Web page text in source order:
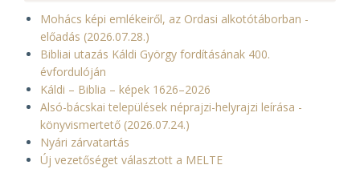
Mohács képi emlékeiről, az Ordasi alkotótáborban -
előadás (2026.07.28.)
Bibliai utazás Káldi György fordításának 400.
évfordulóján
Káldi – Biblia – képek 1626–2026
Alsó-bácskai települések néprajzi-helyrajzi leírása -
könyvismertető (2026.07.24.)
Nyári zárvatartás
Új vezetőséget választott a MELTE